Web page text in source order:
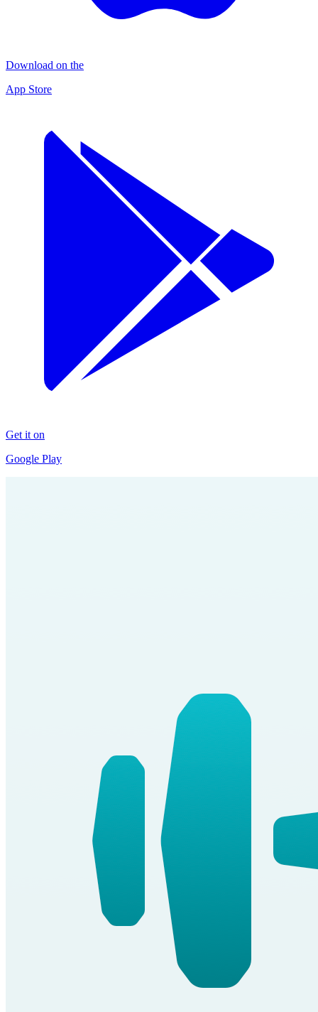
Download on the
App Store
Get it on
Google Play